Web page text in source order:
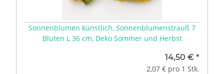
Sonnenblumen künstlich, Sonnenblumenstrauß 7
Blüten L 36 cm, Deko Sommer und Herbst
14,50 € *
2,07 € pro 1 Stk.